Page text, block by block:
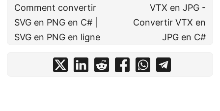
Comment convertir
SVG en PNG en C# |
SVG en PNG en ligne
VTX en JPG -
Convertir VTX en
JPG en C#